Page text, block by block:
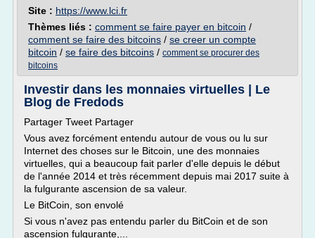
Site : https://www.lci.fr
Thèmes liés : comment se faire payer en bitcoin /
comment se faire des bitcoins / se creer un compte
bitcoin / se faire des bitcoins / comment se procurer des
bitcoins
Investir dans les monnaies virtuelles | Le
Blog de Fredods
Partager Tweet Partager
Vous avez forcément entendu autour de vous ou lu sur
Internet des choses sur le Bitcoin, une des monnaies
virtuelles, qui a beaucoup fait parler d'elle depuis le début
de l'année 2014 et très récemment depuis mai 2017 suite à
la fulgurante ascension de sa valeur.
Le BitCoin, son envolé
Si vous n'avez pas entendu parler du BitCoin et de son
ascension fulgurante,...